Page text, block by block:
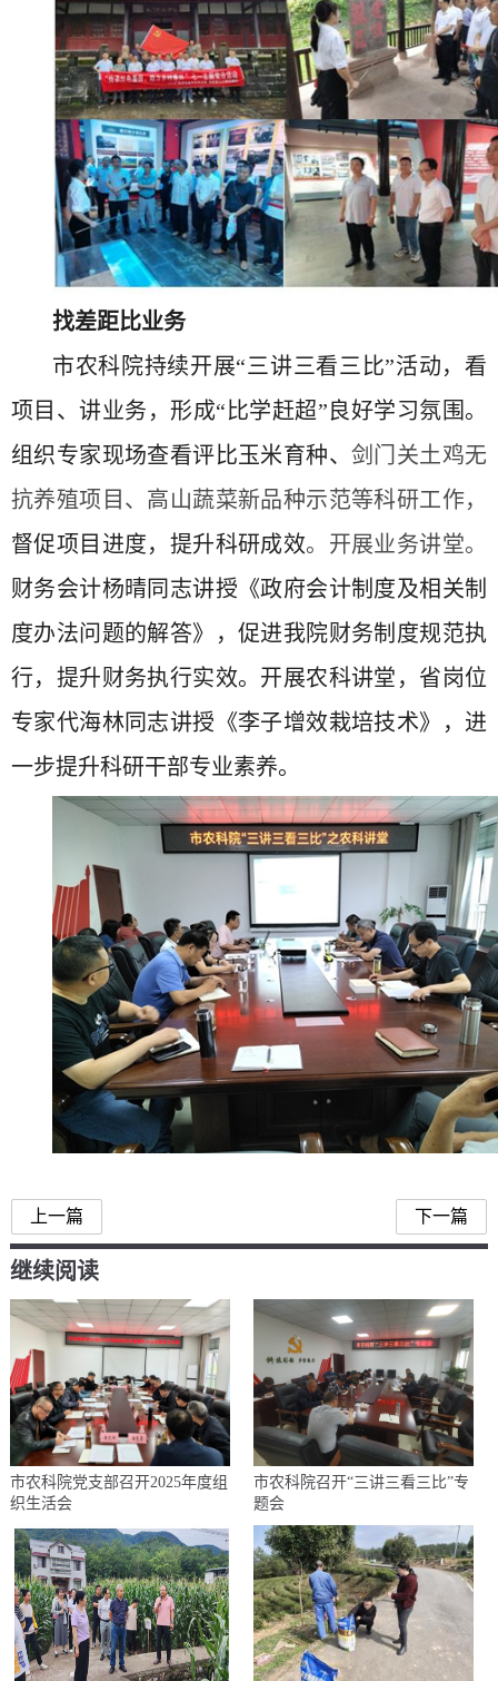
找差距比业务
市农科院持续开展“三讲三看三比”活动，看
项目、讲业务，形成“比学赶超”良好学习氛围。
组织专家现场查看评比玉米育种、 剑门关土鸡无
抗养殖项目、高山蔬菜新品种示范等科研工作，
督促项目进度，提升科研成效。开展业务讲堂。
财务会计杨晴同志讲授《政府会计制度及相关制
度办法问题的解答》，促进我院财务制度规范执
行，提升财务执行实效。开展农科讲堂，省岗位
专家代海林同志讲授《李子增效栽培技术》，进
一步提升科研干部专业素养。
上一篇 下一篇
继续阅读
市农科院党支部召开2025年度组
织生活会
市农科院召开“三讲三看三比”专
题会